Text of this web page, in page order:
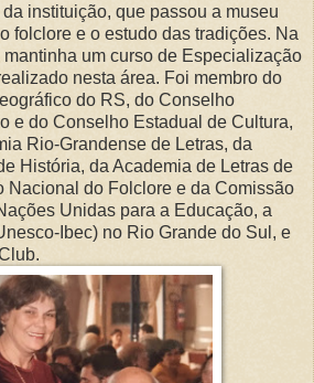
instituição, que passou a museu
folclore e o estudo das tradições. Na
um curso de Especialização
nesta área. Foi membro do
do RS, do Conselho
e do Conselho Estadual de Cultura,
Rio-Grandense de Letras, da
História, da Academia de Letras de
Nacional do Folclore e da Comissão
Unidas para a Educação, a
Ibec) no Rio Grande do Sul, e